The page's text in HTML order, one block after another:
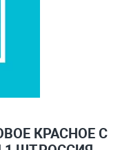
КРАСНОЕ С